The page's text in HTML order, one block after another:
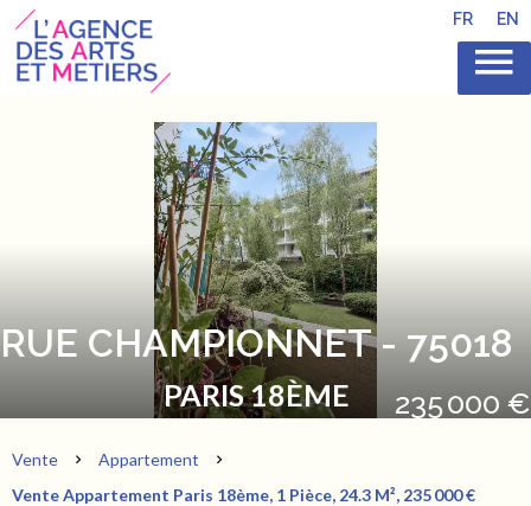
FR EN
RUE CHAMPIONNET - 75018
PARIS 18ÈME 235 000 €
Vente
Appartement
Vente Appartement Paris 18ème, 1 Pièce, 24.3 M², 235 000 €